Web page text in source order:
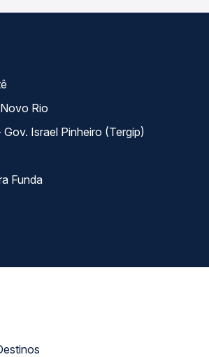
Rio
Israel Pinheiro (Tergip)
Funda